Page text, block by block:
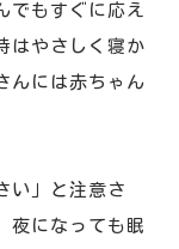
でもすぐに応え
はやさしく寝か
んには赤ちゃん
い」と注意さ
夜になっても眠